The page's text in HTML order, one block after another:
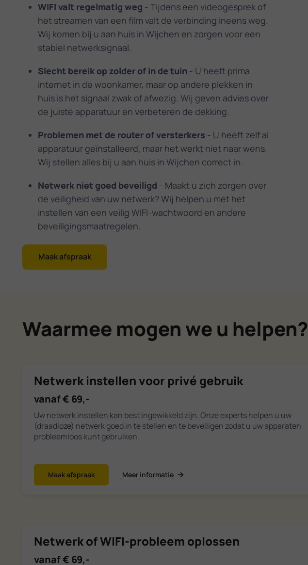
WIFI valt regelmatig weg - Tijdens een videogesprek of
het streamen van een film valt de verbinding ineens weg.
Wij komen bij u aan huis in Wijchen en zorgen voor een
stabiel netwerksignaal.
Slecht bereik op zolder of in de tuin - U heeft prima
internet in de woonkamer, maar op andere plekken in
huis is het signaal zwak of afwezig. Wij geven advies over
de juiste apparatuur en verbeteren de dekking.
Problemen met de router of versterkers - U heeft zelf al
apparatuur geïnstalleerd, maar het werkt niet naar wens.
Wij stellen alles bij u aan huis in Wijchen correct in.
Netwerk niet goed beveiligd - Maakt u zich zorgen over
de veiligheid van uw netwerk? Wij helpen u met het
instellen van een veilig WIFI-wachtwoord en andere
beveiligingsmaatregelen.
Maak afspraak
Waarmee mogen we u helpen?
Netwerk instellen voor privé gebruik
vanaf € 69,-
Uw netwerk instellen kan best ingewikkeld zijn. Onze experts helpen u uw
(draadloze) netwerk goed in te stellen en te beveiligen zodat u uw apparaten
probleemloos kunt gebruiken.
Maak afspraak Meer informatie
Netwerk of WIFI-probleem oplossen
vanaf € 69,-